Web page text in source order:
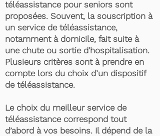
téléassistance pour seniors sont
proposées. Souvent, la souscription à
un service de téléassistance,
notamment à domicile, fait suite à
une chute ou sortie d'hospitalisation.
Plusieurs critères sont à prendre en
compte lors du choix d’un dispositif
de téléassistance.
Le choix du meilleur service de
téléassistance correspond tout
d’abord à vos besoins. Il dépend de la